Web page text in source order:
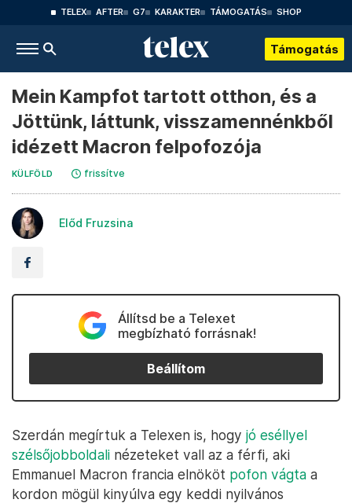
TELEX AFTER G7 KARAKTER TÁMOGATÁS SHOP
Támogatás
Mein Kampfot tartott otthon, és a
Jöttünk, láttunk, visszamennénkből
idézett Macron felpofozója
KÜLFÖLD frissítve
Előd Fruzsina
Állítsd be a Telexet
megbízható forrásnak!
Beállítom
Szerdán megírtuk a Telexen is, hogy jó eséllyel
szélsőjobboldali nézeteket vall az a férfi, aki
Emmanuel Macron francia elnököt pofon vágta a
kordon mögül kinyúlva egy keddi nyilvános